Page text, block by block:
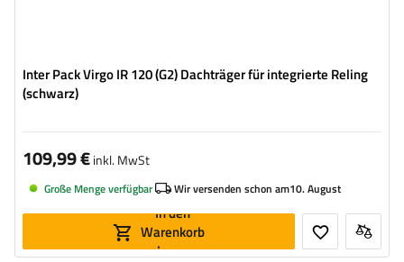
Inter Pack Virgo IR 120 (G2) Dachträger für integrierte Reling
(schwarz)
109,99 €inkl. MwSt
Große Menge verfügbar Wir versenden schon am10. August
In den
Warenkorb
legen